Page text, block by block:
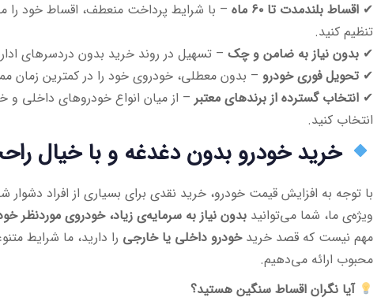
✔ اقساط بلندمدت تا ۶۰ ماه
– با شرایط پرداخت منعطف، اقساط خود را
تنظیم کنید.
✔ بدون نیاز به ضامن و چک – تسهیل در روند خرید بدون دردسرهای
✔ تحویل فوری خودرو – بدون معطلی، خودروی خود را در کمترین زمان
✔ انتخاب گسترده از برندهای معتبر – از میان انواع خودروهای داخلی و
انتخاب کنید.
خرید خودرو بدون دغدغه و با خیال
با توجه به افزایش قیمت خودرو، خرید نقدی برای بسیاری از افراد
ویژه‌ی ما، شما می‌توانید بدون نیاز به سرمایه‌ی زیاد، خودروی موردنظر
مهم نیست که قصد خریدخودرو داخلی یا خارجی را دارید، ما شرایط
محبوب ارائه می‌دهیم.
آیا نگران اقساط سنگین هستید؟